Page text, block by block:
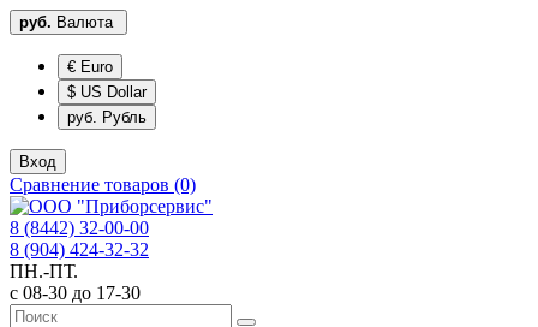
руб. Валюта
€ Euro
$ US Dollar
руб. Рубль
Вход
Сравнение товаров (0)
8 (8442) 32-00-00
8 (904) 424-32-32
ПН.-ПТ.
с 08-30 до 17-30